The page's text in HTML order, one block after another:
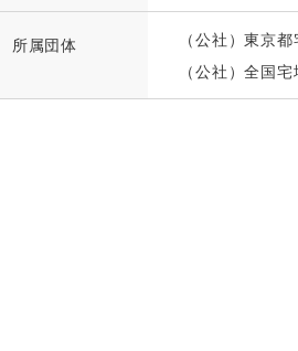
所属団体 （公社）東京
（公社）全国